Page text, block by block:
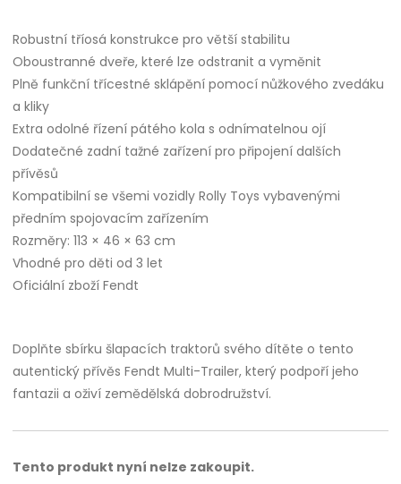
Robustní tříosá konstrukce pro větší stabilitu
Oboustranné dveře, které lze odstranit a vyměnit
Plně funkční třícestné sklápění pomocí nůžkového zvedáku
a kliky
Extra odolné řízení pátého kola s odnímatelnou ojí
Dodatečné zadní tažné zařízení pro připojení dalších
přívěsů
Kompatibilní se všemi vozidly Rolly Toys vybavenými
předním spojovacím zařízením
Rozměry: 113 × 46 × 63 cm
Vhodné pro děti od 3 let
Oficiální zboží Fendt
Doplňte sbírku šlapacích traktorů svého dítěte o tento
autentický přívěs Fendt Multi-Trailer, který podpoří jeho
fantazii a oživí zemědělská dobrodružství.
Tento produkt nyní nelze zakoupit.